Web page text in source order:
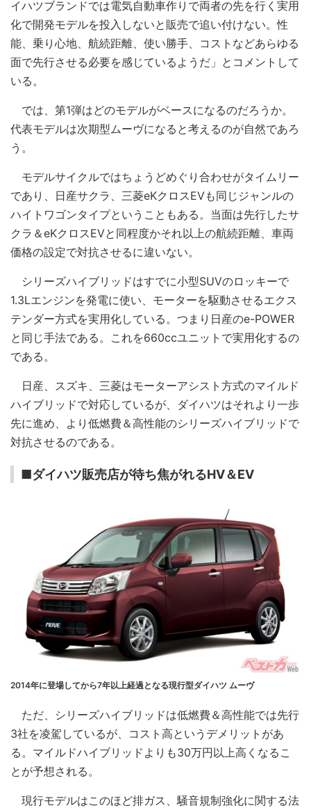
イハツブランドでは電気自動車作りで両者の先を行く実用
化で開発モデルを投入しないと販売で追い付けない。性
能、乗り心地、航続距離、使い勝手、コストなどあらゆる
面で先行させる必要を感じているようだ」とコメントして
いる。
では、第1弾はどのモデルがベースになるのだろうか。
代表モデルは次期型ムーヴになると考えるのが自然であろ
う。
モデルサイクルではちょうどめぐり合わせがタイムリー
であり、日産サクラ、三菱eKクロスEVも同じジャンルの
ハイトワゴンタイプということもある。当面は先行したサ
クラ＆eKクロスEVと同程度かそれ以上の航続距離、車両
価格の設定で対抗させるに違いない。
シリーズハイブリッドはすでに小型SUVのロッキーで
1.3Lエンジンを発電に使い、モーターを駆動させるエクス
テンダー方式を実用化している。つまり日産のe-POWER
と同じ手法である。これを660ccユニットで実用化するの
である。
日産、スズキ、三菱はモーターアシスト方式のマイルド
ハイブリッドで対応しているが、ダイハツはそれより一歩
先に進め、より低燃費＆高性能のシリーズハイブリッドで
対抗させるのである。
■ダイハツ販売店が待ち焦がれるHV＆EV
2014年に登場してから7年以上経過となる現行型ダイハツ ムーヴ
ただ、シリーズハイブリッドは低燃費＆高性能では先行
3社を凌駕しているが、コスト高というデメリットがあ
る。マイルドハイブリッドよりも30万円以上高くなるこ
とが予想される。
現行モデルはこのほど排ガス、騒音規制強化に関する法